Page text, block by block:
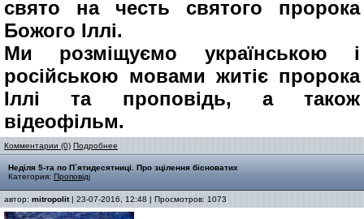
свято на честь святого пророка
Божого Іллі.
Ми розміщуємо українською і
російською мовами житіє пророка
Іллі та проповідь, а також
відеофільм.
Комментарии (0) Подробнее
Неділя 5-та по П`ятидесятниці. Про зцілення бісноватих
Категория: Проповіді
автор: mitropolit| 23-07-2016, 12:48 | Просмотров: 1073